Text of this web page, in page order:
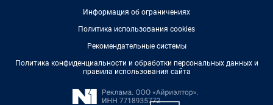
Информация об ограничениях
Политика использования cookies
Рекомендательные системы
Политика конфиденциальности и обработки персональных данных и
правила использования сайта